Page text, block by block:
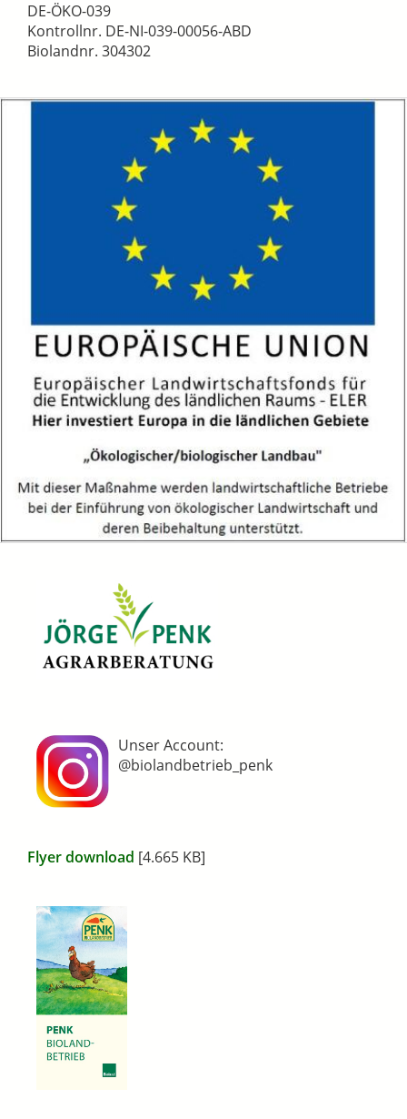
DE-ÖKO-039
Kontrollnr. DE-NI-039-00056-ABD
Biolandnr. 304302
Unser Account:
@biolandbetrieb_penk
Flyer download [4.665 KB]